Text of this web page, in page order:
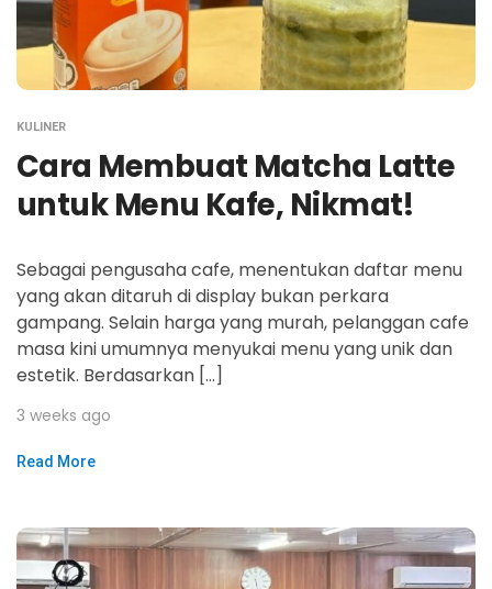
KULINER
Cara Membuat Matcha Latte
untuk Menu Kafe, Nikmat!
Sebagai pengusaha cafe, menentukan daftar menu
yang akan ditaruh di display bukan perkara
gampang. Selain harga yang murah, pelanggan cafe
masa kini umumnya menyukai menu yang unik dan
estetik. Berdasarkan […]
3 weeks ago
Read More